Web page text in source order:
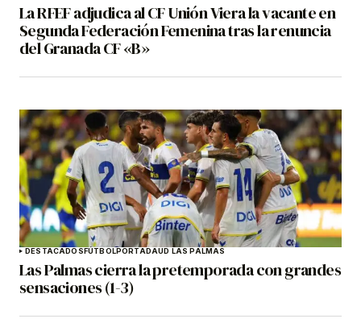
La RFEF adjudica al CF Unión Viera la vacante en
Segunda Federación Femenina tras la renuncia
del Granada CF «B»
DESTACADOSFÚTBOLPORTADAUD LAS PALMAS
Las Palmas cierra la pretemporada con grandes
sensaciones (1-3)